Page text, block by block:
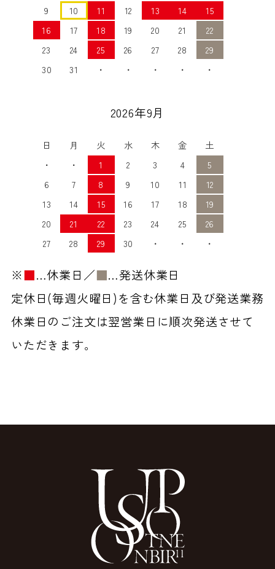
9
10 11 12 13 14
15
16
17 18 19 20 21
22
23
24 25 26 27 28
29
30
31 ・ ・ ・ ・ ・
2026年9月
日 月 火 水 木 金
土
・
・ 1 2 3 4
5
6
7 8 9 10 11
12
13
14 15 16 17 18
19
20
21 22 23 24 25
26
27
28 29 30 ・ ・ ・
※■…休業日／■…発送休業日
定休日(毎週火曜日)を含む休業日及び発送業務
休業日のご注文は翌営業日に順次発送させて
いただきます。